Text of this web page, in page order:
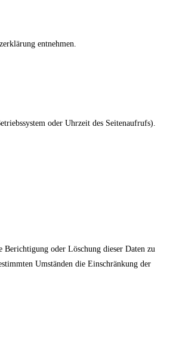
entnehmen.
oder Uhrzeit des Seitenaufrufs).
Berichtigung oder Löschung dieser Daten zu
Umständen die Einschränkung der